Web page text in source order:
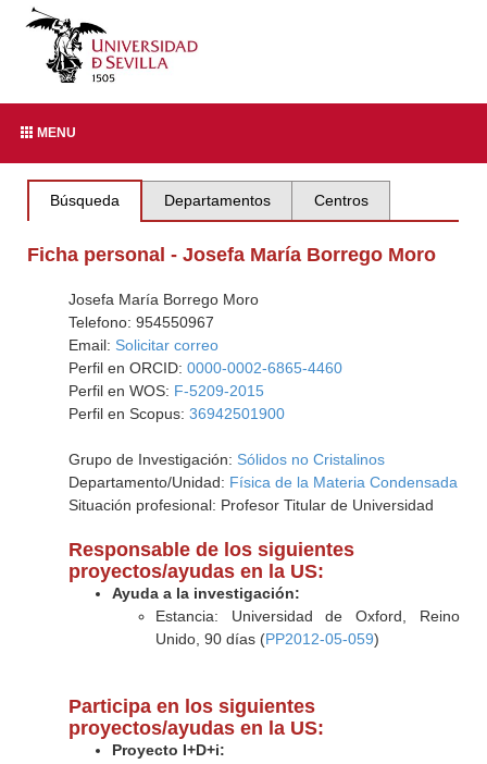
MENU
Búsqueda Departamentos Centros
Ficha personal - Josefa María Borrego Moro
Josefa María Borrego Moro
Telefono: 954550967
Email: Solicitar correo
Perfil en ORCID: 0000-0002-6865-4460
Perfil en WOS: F-5209-2015
Perfil en Scopus: 36942501900
Grupo de Investigación: Sólidos no Cristalinos
Departamento/Unidad: Física de la Materia Condensada
Situación profesional: Profesor Titular de Universidad
Responsable de los siguientes
proyectos/ayudas en la US:
Ayuda a la investigación:
Estancia: Universidad de Oxford, Reino
Unido, 90 días (PP2012-05-059)
Participa en los siguientes
proyectos/ayudas en la US:
Proyecto I+D+i: